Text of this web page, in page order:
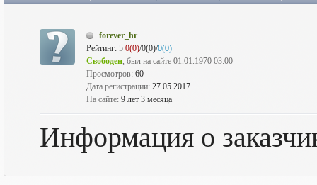
forever_hr
Рейтинг: 5 0(0)/0(0)/0(0)
Свободен, был на сайте 01.01.1970 03:00
Просмотров: 60
Дата регистрации: 27.05.2017
На сайте: 9 лет 3 месяца
Информация о